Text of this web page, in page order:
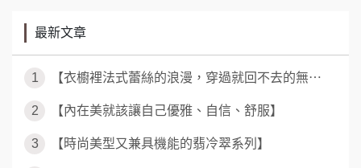
最新文章
1 【衣櫥裡法式蕾絲的浪漫，穿過就回不去的無⋯
2 【內在美就該讓自己優雅、自信、舒服】
3 【時尚美型又兼具機能的翡冷翠系列】